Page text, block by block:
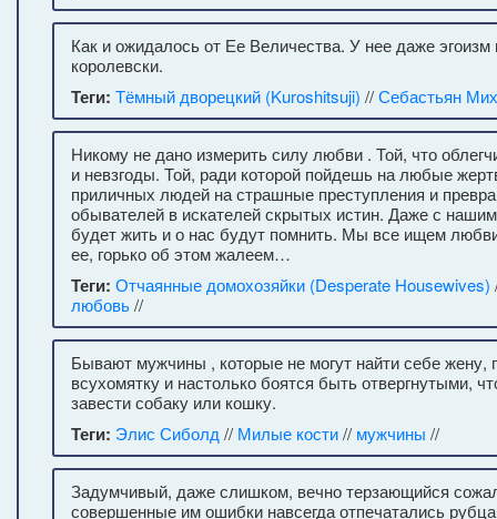
Как и ожидалось от Ее Величества. У нее даже эгоизм
королевски.
Теги: Тёмный дворецкий (Kuroshitsuji) //Себастьян
Никому не дано измерить силу любви . Той, что
и невзгоды. Той, ради которой пойдешь на любые
приличных людей на страшные преступления и
обывателей в искателей скрытых истин. Даже с
будет жить и о нас будут помнить. Мы все ищем
ее, горько об этом жалеем…
Теги: Отчаянные домохозяйки (Desperate Housewives)
любовь//
Бывают мужчины , которые не могут найти себе жену,
всухомятку и настолько боятся быть отвергнутыми,
завести собаку или кошку.
Теги: Элис Сиболд // Милые кости// мужчины //
Задумчивый, даже слишком, вечно терзающийся
совершенные им ошибки навсегда отпечатались